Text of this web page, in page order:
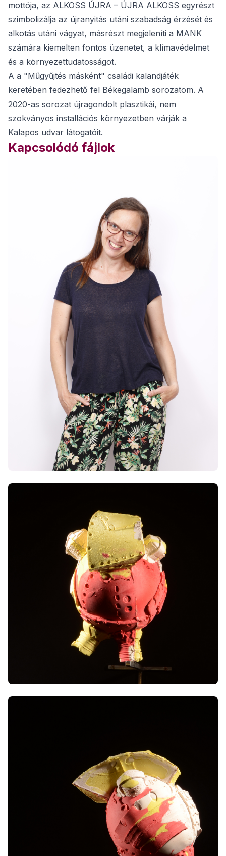
mottója, az ALKOSS ÚJRA – ÚJRA ALKOSS egyrészt
szimbolizálja az újranyitás utáni szabadság érzését és
alkotás utáni vágyat, másrészt megjeleníti a MANK
számára kiemelten fontos üzenetet, a klímavédelmet
és a környezettudatosságot.
A a "Műgyűjtés másként" családi kalandjáték
keretében fedezhető fel Békegalamb sorozatom. A
2020-as sorozat újragondolt plasztikái, nem
szokványos installációs környezetben várják a
Kalapos udvar látogatóit.
Kapcsolódó fájlok